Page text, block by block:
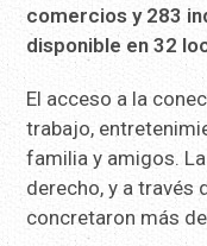
comercios y 283
disponible en 32
El acceso a la
trabajo,
familia y amigos.
derecho, y a través
concretaron más